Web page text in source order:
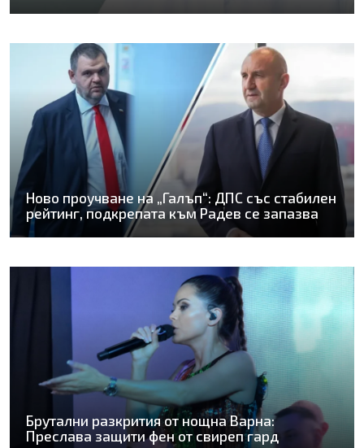
Ново проучване на „Галъп“: ДПС със стабилен
рейтинг, подкрепата към Радев се запазва
Брутални разкрития от нощна Варна:
Преслава защити фен от свиреп гард